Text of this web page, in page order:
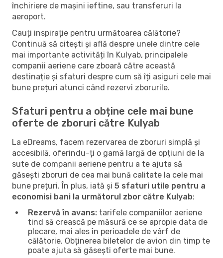
închiriere de mașini ieftine, sau transferuri la
aeroport.
Cauți inspirație pentru următoarea călătorie?
Continuă să citești și află despre unele dintre cele
mai importante activități în Kulyab, principalele
companii aeriene care zboară către această
destinație și sfaturi despre cum să îți asiguri cele mai
bune prețuri atunci când rezervi zborurile.
Sfaturi pentru a obține cele mai bune
oferte de zboruri către Kulyab
La eDreams, facem rezervarea de zboruri simplă și
accesibilă, oferindu-ți o gamă largă de opțiuni de la
sute de companii aeriene pentru a te ajuta să
găsești zboruri de cea mai bună calitate la cele mai
bune prețuri. În plus, iată și 5 sfaturi utile pentru a
economisi bani la următorul zbor către Kulyab:
Rezervă în avans: tarifele companiilor aeriene
tind să crească pe măsură ce se apropie data de
plecare, mai ales în perioadele de vârf de
călătorie. Obținerea biletelor de avion din timp te
poate ajuta să găsești oferte mai bune.